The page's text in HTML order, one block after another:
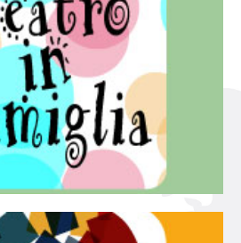
in famiglia
una rassegna di teatro concepita
e godere del teatro all’intera
famiglia.
Continua